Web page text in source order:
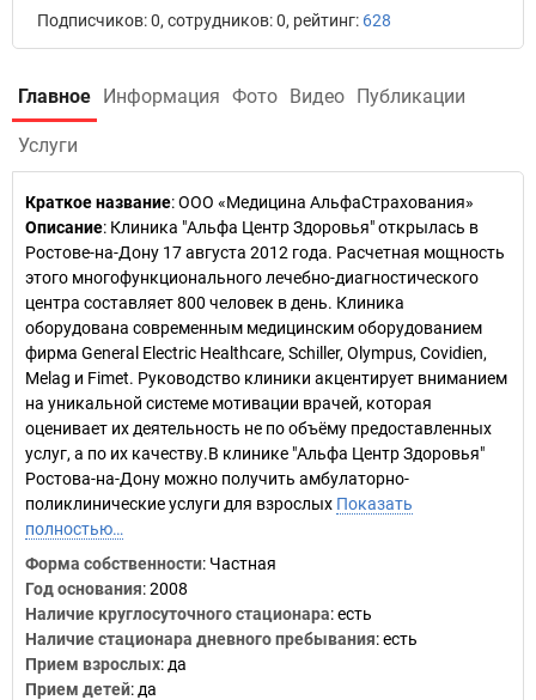
Подписчиков: 0, сотрудников: 0, рейтинг: 628
Главное Информация Фото Видео Публикации
Услуги
Краткое название:ООО «Медицина АльфаСтрахования»
Описание: Клиника "Альфа Центр Здоровья" открылась в
Ростове-на-Дону 17 августа 2012 года. Расчетная мощность
этого многофункционального лечебно-диагностического
центра составляет 800 человек в день. Клиника
оборудована современным медицинским оборудованием
фирма General Electric Healthcare, Schiller, Olympus, Covidien,
Melag и Fimet. Руководство клиники акцентирует вниманием
на уникальной системе мотивации врачей, которая
оценивает их деятельность не по объёму предоставленных
услуг, а по их качеству.В клинике "Альфа Центр Здоровья"
Ростова-на-Дону можно получить амбулаторно-
поликлинические услуги для взрослых Показать
полностью…
Форма собственности: Частная
Год основания:2008
Наличие круглосуточного стационара: есть
Наличие стационара дневного пребывания: есть
Прием взрослых: да
Прием детей: да